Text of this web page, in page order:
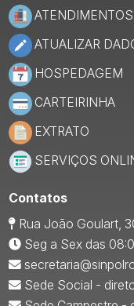
ATENDIMENTOS
ATUALIZAR
HOSPEDAGEM
CARTEIRINHA
EXTRATO
SERVIÇOS
Contatos
Rua João Goulart,
Seg a Sex das
Sede Social -